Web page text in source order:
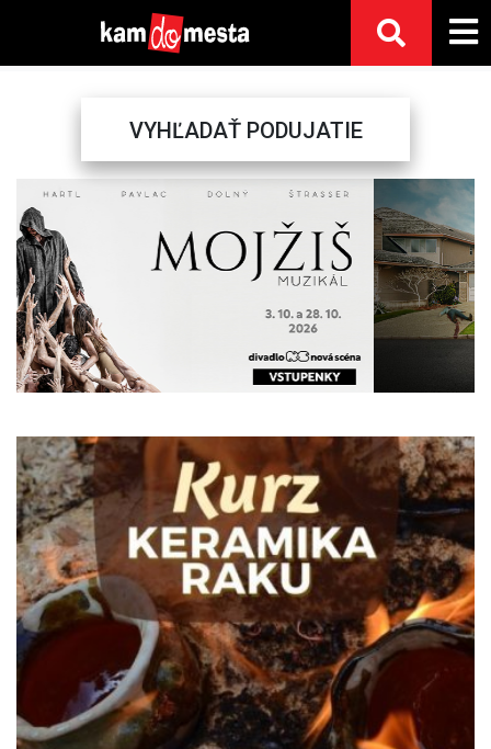
VYHĽADAŤ PODUJATIE
Previous Next